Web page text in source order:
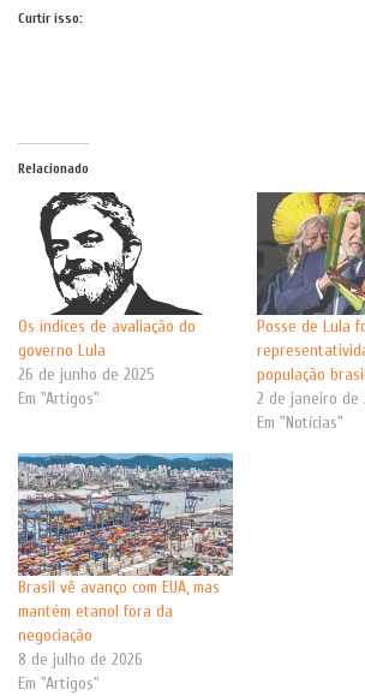
Curtir isso:
Relacionado
Os índices de avaliação do
governo Lula
26 de junho de 2025
Em "Artigos"
Posse de Lula
população
2 de janeiro de
Em "Notícias"
Brasil vê avanço com EUA, mas
mantém etanol fora da
negociação
8 de julho de 2026
Em "Artigos"